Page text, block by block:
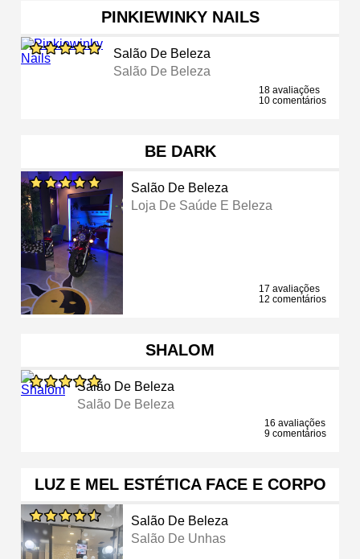
PINKIEWINKY NAILS
Salão De Beleza
Salão De Beleza
18 avaliações
10 comentários
BE DARK
Salão De Beleza
Loja De Saúde E Beleza
17 avaliações
12 comentários
SHALOM
Salão De Beleza
Salão De Beleza
16 avaliações
9 comentários
LUZ E MEL ESTÉTICA FACE E CORPO
Salão De Beleza
Salão De Unhas